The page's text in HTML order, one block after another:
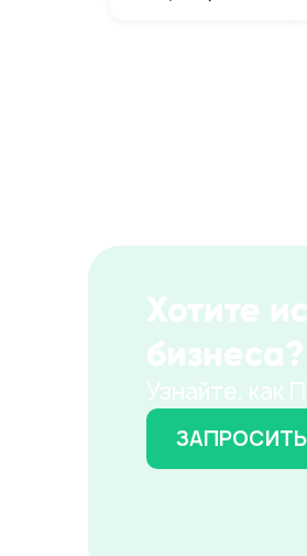
Хотите
бизнеса?
Узнайте, как